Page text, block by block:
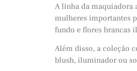
A linha da maquiadora
mulheres importantes
fundo e flores brancas
Além disso, a coleção
blush, iluminador ou